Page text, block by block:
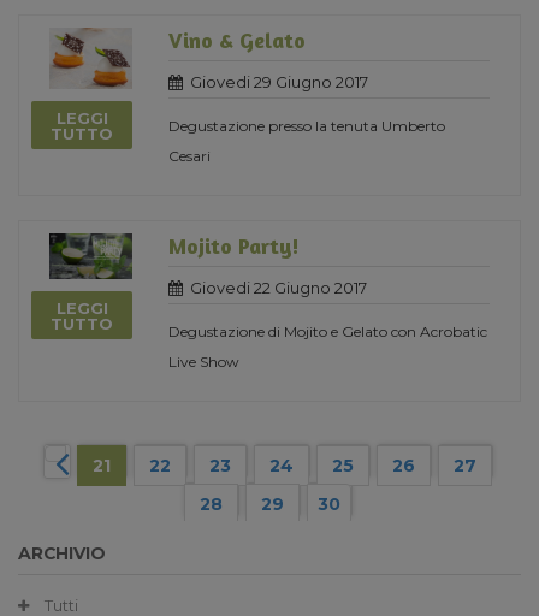
LEGGI
TUTTO
Vino & Gelato
Giovedi 29 Giugno 2017
Degustazione presso la tenuta Umberto
Cesari
LEGGI
TUTTO
Mojito Party!
Giovedi 22 Giugno 2017
Degustazione di Mojito e Gelato con Acrobatic
Live Show
21 22 23 24 25 26
27
28
29 30
ARCHIVIO
Tutti